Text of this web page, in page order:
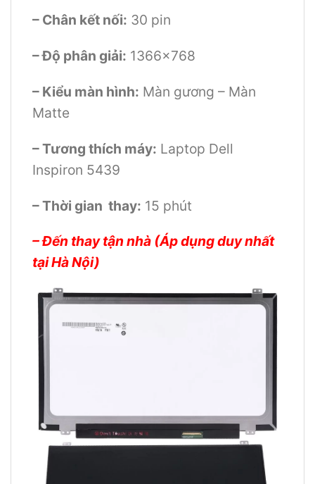
– Chân kết nối: 30 pin
– Độ phân giải: 1366×768
– Kiểu màn hình: Màn gương – Màn
Matte
– Tương thích máy: Laptop Dell
Inspiron 5439
– Thời gian thay: 15 phút
– Đến thay tận nhà (Áp dụng duy nhất
tại Hà Nội)